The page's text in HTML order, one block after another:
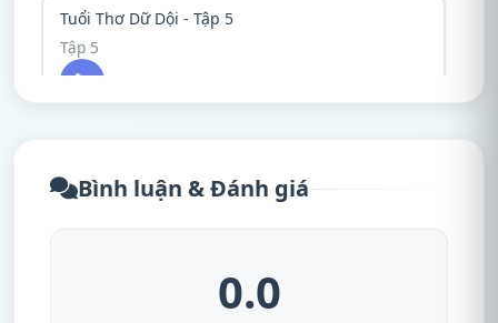
Tuổi Thơ Dữ Dội - Tập 5
Tập 5
Bình luận & Đánh giá
0.0